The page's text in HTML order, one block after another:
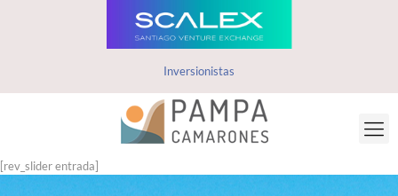
Inversionistas
[rev_slider entrada]